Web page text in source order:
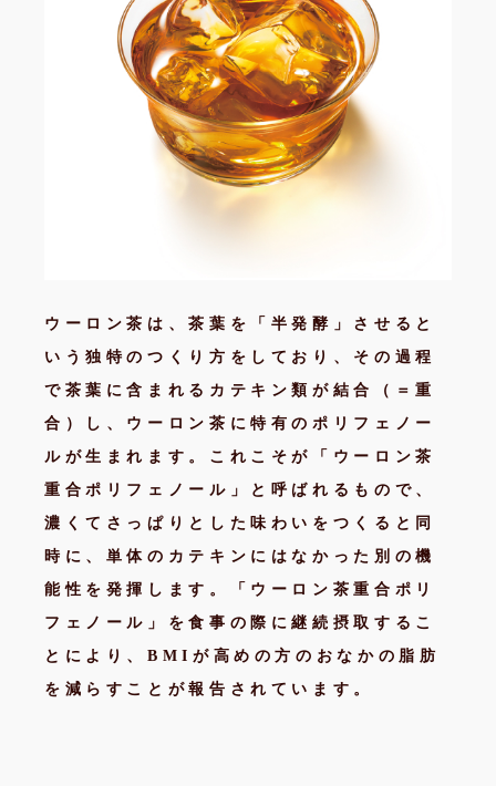
ウーロン茶は、茶葉を「半発酵」させると
いう独特のつくり方をしており、その過程
で茶葉に含まれるカテキン類が結合（＝重
合）し、ウーロン茶に特有のポリフェノー
ルが生まれます。これこそが「ウーロン茶
重合ポリフェノール」と呼ばれるもので、
濃くてさっぱりとした味わいをつくると同
時に、単体のカテキンにはなかった別の機
能性を発揮します。「ウーロン茶重合ポリ
フェノール」を食事の際に継続摂取するこ
とにより、BMIが高めの方のおなかの脂肪
を減らすことが報告されています。